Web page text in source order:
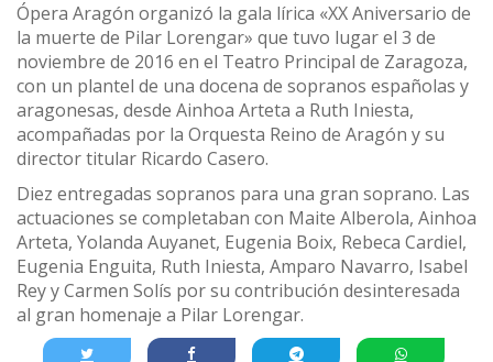
Ópera Aragón organizó la gala lírica «XX Aniversario de
la muerte de Pilar Lorengar» que tuvo lugar el 3 de
noviembre de 2016 en el Teatro Principal de Zaragoza,
con un plantel de una docena de sopranos españolas y
aragonesas, desde Ainhoa Arteta a Ruth Iniesta,
acompañadas por la Orquesta Reino de Aragón y su
director titular Ricardo Casero.
Diez entregadas sopranos para una gran soprano. Las
actuaciones se completaban con Maite Alberola, Ainhoa
Arteta, Yolanda Auyanet, Eugenia Boix, Rebeca Cardiel,
Eugenia Enguita, Ruth Iniesta, Amparo Navarro, Isabel
Rey y Carmen Solís por su contribución desinteresada
al gran homenaje a Pilar Lorengar.